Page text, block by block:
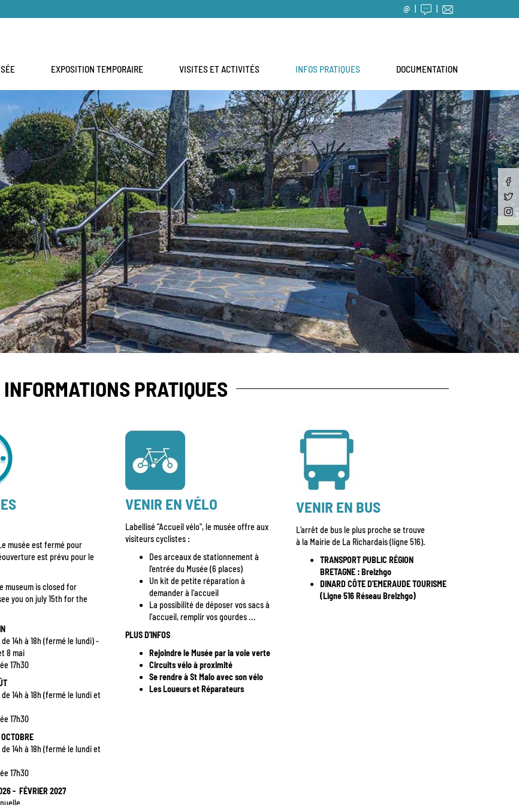
@
EXPOSITION TEMPORAIRE VISITES ET ACTIVITÉS INFOS PRATIQUES DOCUMENTATION
INFORMATIONS PRATIQUES
musée est fermé pour
est prévu pour le
museum is closed for
you on july 15th for the
14h à 18h (fermé le lundi) -
8 mai
17h30
14h à 18h (fermé le lundi et
17h30
14h à 18h (fermé le lundi et
17h30
- FÉVRIER 2027
VENIR EN VÉLO
Labellisé "Accueil vélo", le musée offre aux
visiteurs cyclistes :
Des arceaux de stationnement à
l'entrée du Musée (6 places)
Un kit de petite réparation à
demander à l'accueil
La possibilité de déposer vos sacs à
l'accueil, remplir vos gourdes ...
PLUS D'INFOS
Rejoindre le Musée par la voie verte
Circuits vélo à proximité
Se rendre à St Malo avec son vélo
Les Loueurs et Réparateurs
VENIR EN BUS
L’arrêt de bus le plus proche se trouve
à la Mairie de La Richardais (ligne 516).
TRANSPORT PUBLIC RÉGION
BRETAGNE :Breizhgo
DINARD CÔTE D'EMERAUDE TOURISME
(Ligne 516 Réseau Breizhgo)